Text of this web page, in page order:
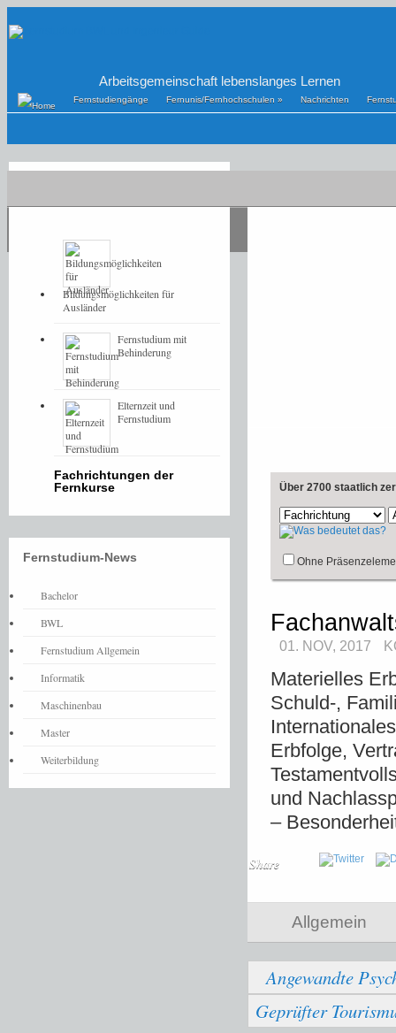
Arbeitsgemeinschaft lebenslanges Lernen
Fernstudiengänge Fernunis/Fernhochschulen » Nachrichten
Über 2700 staatlich
Ohne
01. NOV, 2017
Materielles
Schuld-,
Erbfolge,
und
–
Share
Allgemein
Angewandte
Geprüfter
Bildungsmöglichkeiten für
Ausländer
Fernstudium mit
Behinderung
Elternzeit und
Fernstudium
Fachrichtungen der
Fernkurse
Fernstudium-News
Bachelor
BWL
Fernstudium Allgemein
Informatik
Maschinenbau
Master
Weiterbildung